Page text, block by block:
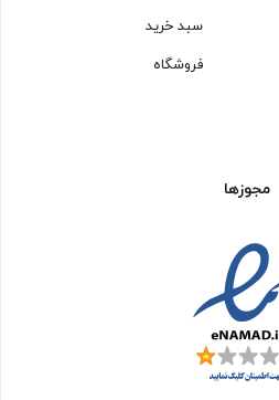
سبد خرید
فروشگاه
مجوزها